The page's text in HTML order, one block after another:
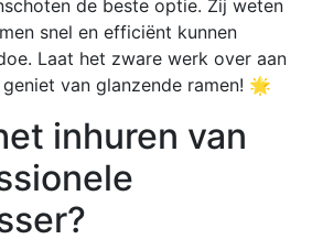
de beste optie. Zij weten
snel en efficiënt kunnen
Laat het zware werk over aan
van glanzende ramen! 🌟
inhuren van